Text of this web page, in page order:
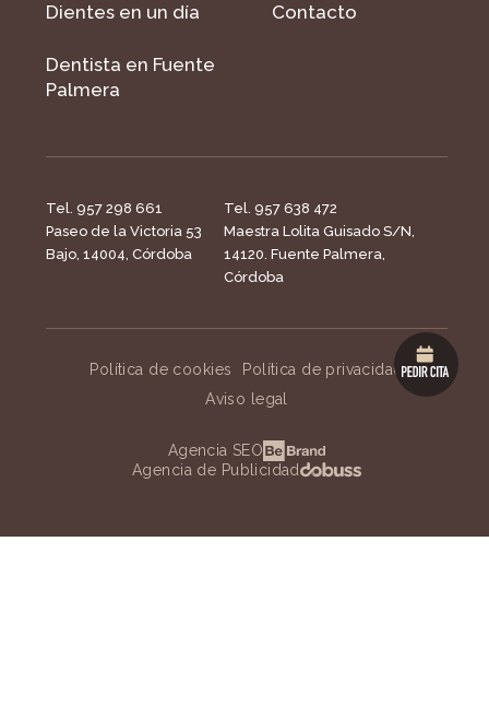
Dientes en un día Contacto
Dentista en Fuente
Palmera
Tel. 957 298 661
Paseo de la Victoria 53
Bajo, 14004, Córdoba
Tel. 957 638 472
Maestra Lolita Guisado S/N,
14120. Fuente Palmera,
Córdoba
Política de cookies
Política de privacidad
Aviso legal
Agencia SEO
Agencia de Publicidad